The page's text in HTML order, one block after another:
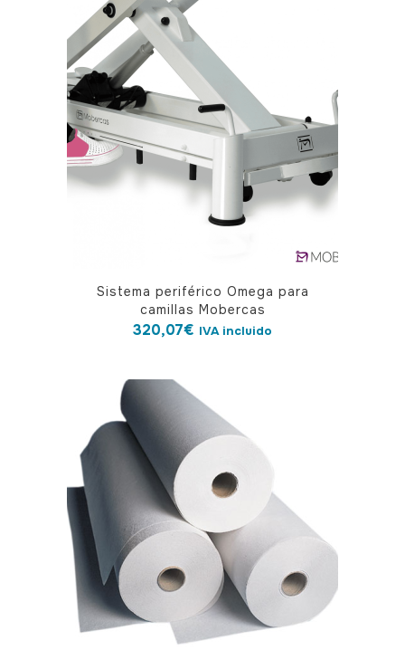
Sistema periférico Omega para
camillas Mobercas
320,07€ IVA incluido